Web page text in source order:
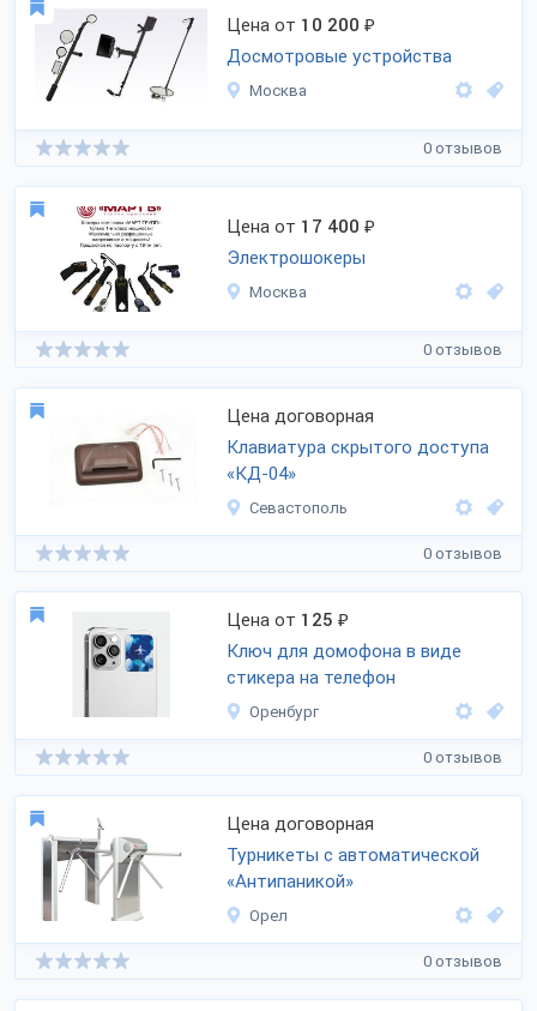
Цена от 10 200 ₽
Досмотровые устройства
Москва
0 отзывов
Цена от 17 400 ₽
Электрошокеры
Москва
0 отзывов
Цена договорная
Клавиатура скрытого доступа
«КД-04»
Севастополь
0 отзывов
Цена от 125 ₽
Ключ для домофона в виде
стикера на телефон
Оренбург
0 отзывов
Цена договорная
Турникеты с автоматической
«Антипаникой»
Орел
0 отзывов